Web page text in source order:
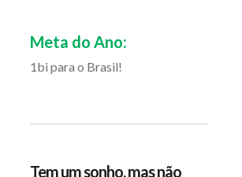
Meta do Ano:
1bi para o Brasil!
Tem um sonho, mas não